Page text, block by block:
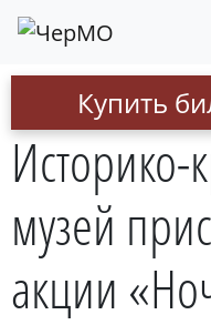
Историко-
музей
акции
Купить